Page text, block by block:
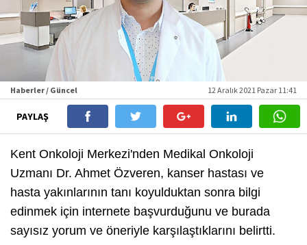
Haberler / Güncel 12 Aralık 2021 Pazar 11:41
PAYLAŞ
Kent Onkoloji Merkezi'nden Medikal Onkoloji
Uzmanı Dr. Ahmet Özveren, kanser hastası ve
hasta yakınlarının tanı koyulduktan sonra bilgi
edinmek için internete başvurduğunu ve burada
sayısız yorum ve öneriyle karşılaştıklarını belirtti.